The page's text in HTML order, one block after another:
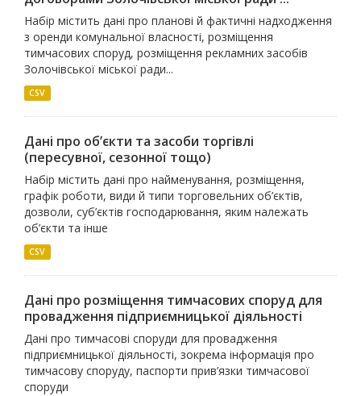
Набір містить дані про планові й фактичні надходження
з оренди комунальної власності, розміщення
тимчасових споруд, розміщення рекламних засобів
Золочівської міської ради...
CSV
Дані про об’єкти та засоби торгівлі
(пересувної, сезонної тощо)
Набір містить дані про найменування, розміщення,
графік роботи, види й типи торговельних об’єктів,
дозволи, суб’єктів господарювання, яким належать
об’єкти та інше
CSV
Дані про розміщення тимчасових споруд для
провадження підприємницької діяльності
Дані про тимчасові споруди для провадження
підприємницької діяльності, зокрема інформація про
тимчасову споруду, паспорти прив’язки тимчасової
споруди